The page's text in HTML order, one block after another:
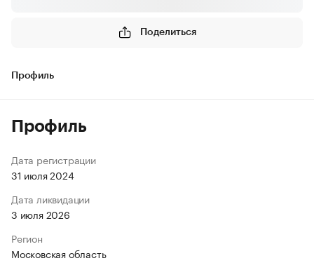
Поделиться
Профиль
Профиль
Дата регистрации
31 июля 2024
Дата ликвидации
3 июля 2026
Регион
Московская область